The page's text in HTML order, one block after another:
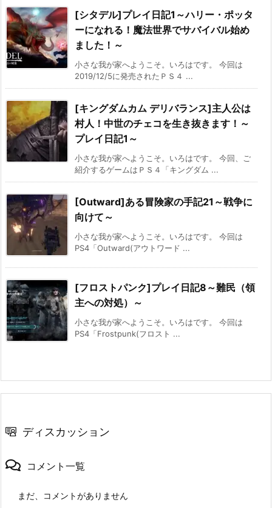
[シタデル]プレイ日記1～ハリー・ポッタ
ーになれる！魔法世界でサバイバル始め
ました！～
小さな我が家へようこそ。いろはです。 今回は
2019/12/5に発売されたＰＳ４ ...
[キングダムカム デリバランス]主人公は
村人！中世のチェコを生き抜きます！～
プレイ日記1～
小さな我が家へようこそ。いろはです。 今回、ご
紹介するゲームはＰＳ４「キングダム ...
[Outward]ある冒険家の手記21～戦争に
向けて～
小さな我が家へようこそ。いろはです。 今回は
PS4「Outward(アウトワード ...
[フロストパンク]プレイ日記8～難民（領
主への対処）～
小さな我が家へようこそ。いろはです。 今回は
PS4「Frostpunk(フロスト ...
ディスカッション
コメント一覧
まだ、コメントがありません